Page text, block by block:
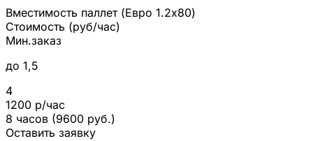
Вместимость паллет (Евро 1.2x80)
Стоимость (руб/час)
Мин.заказ
до 1,5
4
1200 р/час
8 часов (9600 руб.)
Оставить заявку